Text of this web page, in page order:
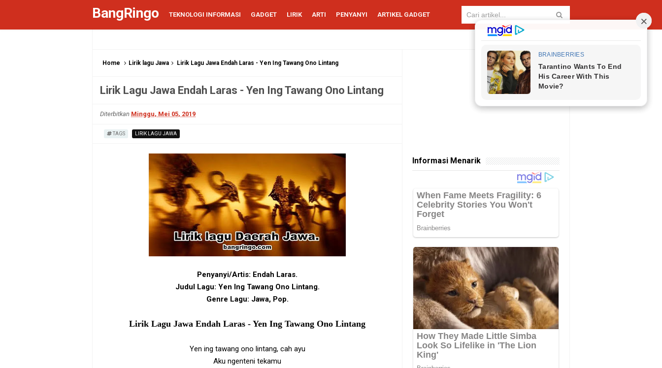
BangRingo TEKNOLOGI INFORMASI GADGET LIRIK ARTI PENYANYI ARTIKEL GADGET
Home Lirik lagu Jawa Lirik Lagu Jawa Endah Laras - Yen Ing Tawang Ono Lintang
Lirik Lagu Jawa Endah Laras - Yen Ing Tawang Ono Lintang
Diterbitkan Minggu, Mei 05, 2019
TAGS LIRIK LAGU JAWA
Penyanyi/Artis: Endah Laras.
Judul Lagu: Yen Ing Tawang Ono Lintang.
Genre Lagu: Jawa, Pop.
Lirik Lagu Jawa Endah Laras - Yen Ing Tawang Ono Lintang
Yen ing tawang ono lintang, cah ayu
Aku ngenteni tekamu
Informasi Menarik